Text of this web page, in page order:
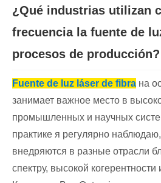
¿Qué industrias utilizan
frecuencia la fuente de
procesos de producción?
Fuente de luz láser de fibra на
занимает важное место в
промышленных и научных
практике я регулярно
внедряются в разные отрасли
спектру, высокой